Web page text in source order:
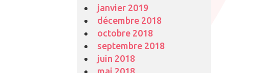
janvier 2019
décembre 2018
octobre 2018
septembre 2018
juin 2018